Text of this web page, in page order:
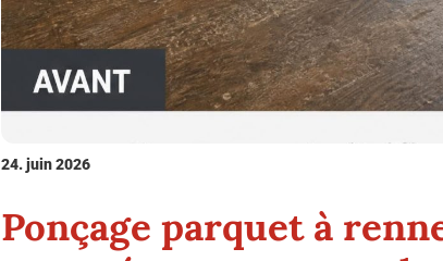
24. juin 2026
Ponçage parquet à